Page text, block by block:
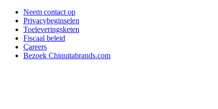
Neem contact op
Privacybeginselen
Toeleveringsketen
Fiscaal beleid
Careers
Bezoek Chiquitabrands.com